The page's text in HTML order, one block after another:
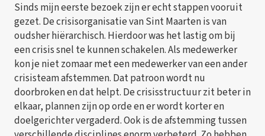
Sinds mijn eerste bezoek zijn er echt stappen vooruit
gezet. De crisisorganisatie van Sint Maarten is van
oudsher hiërarchisch. Hierdoor was het lastig om bij
een crisis snel te kunnen schakelen. Als medewerker
kon je niet zomaar met een medewerker van een ander
crisisteam afstemmen. Dat patroon wordt nu
doorbroken en dat helpt. De crisisstructuur zit beter in
elkaar, plannen zijn op orde en er wordt korter en
doelgerichter vergaderd. Ook is de afstemming tussen